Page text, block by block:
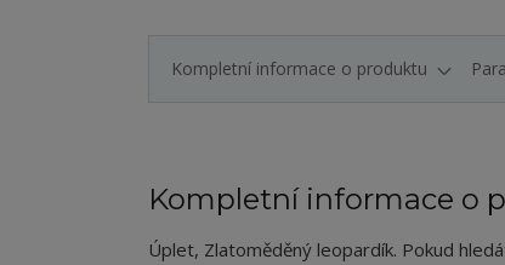
Kompletní informace o produktu
Kompletní informace o
Úplet, Zlatoměděný leopardík. Pokud